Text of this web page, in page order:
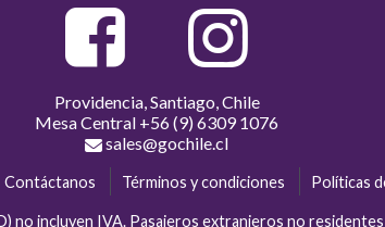
Providencia, Santiago, Chile
Mesa Central +56 (9) 6309 1076
sales@gochile.cl
Contáctanos Términos y condiciones Políticas
no incluyen IVA. Pasajeros extranjeros no